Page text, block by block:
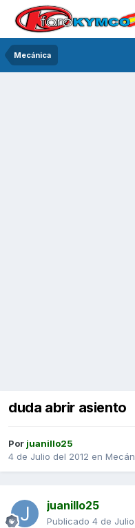
Mecánica
duda abrir asiento
Por juanillo25
4 de Julio del 2012 en
juanillo25
Publicado 4 de